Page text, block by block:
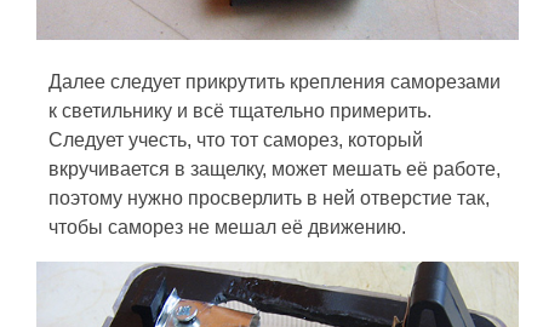
Далее следует прикрутить крепления саморезами
к светильнику и всё тщательно примерить.
Следует учесть, что тот саморез, который
вкручивается в защелку, может мешать её работе,
поэтому нужно просверлить в ней отверстие так,
чтобы саморез не мешал её движению.